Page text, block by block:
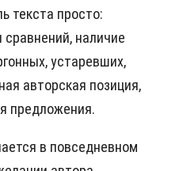
текста просто:
наличие
устаревших,
авторская позиция,
предложения.
в повседневном